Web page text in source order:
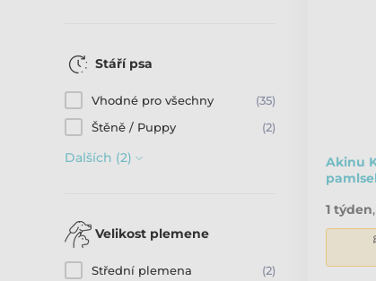
Stáří psa
Vhodné pro všechny
(35)
Štěně / Puppy
(2)
Dalších (2)
Velikost plemene
Střední plemena
(2)
Akinu
1 týden,